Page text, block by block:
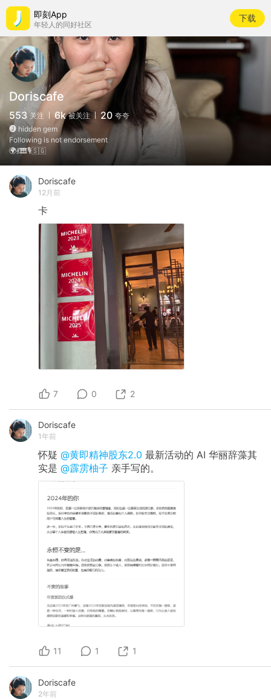
即刻App
年轻人的同好社区
下载
Doriscafe
553 关注 6k 被关注 20 夸夸
🅙 hidden gem
Following is not endorsement
🌍💃🎹🎙️🇸🇬
Doriscafe
12月前
卡
7 0 2
Doriscafe
1年前
怀疑 @黄即精神股东2.0 最新活动的 AI 华丽辞藻其
实是 @霹雳柚子 亲手写的。
11 1 1
Doriscafe
2年前